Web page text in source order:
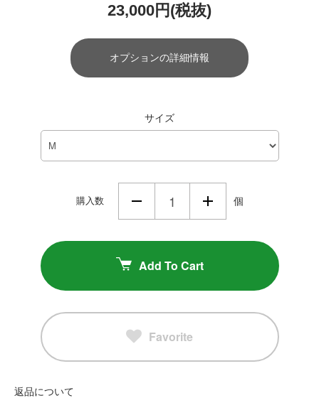
23,000円(税抜)
オプションの詳細情報
サイズ
購入数 個
Add To Cart
Favorite
返品について